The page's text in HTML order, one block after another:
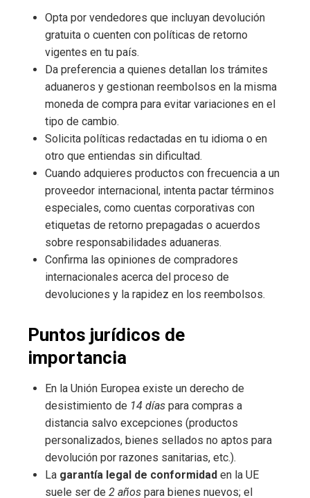
Opta por vendedores que incluyan devolución
gratuita o cuenten con políticas de retorno
vigentes en tu país.
Da preferencia a quienes detallan los trámites
aduaneros y gestionan reembolsos en la misma
moneda de compra para evitar variaciones en el
tipo de cambio.
Solicita políticas redactadas en tu idioma o en
otro que entiendas sin dificultad.
Cuando adquieres productos con frecuencia a un
proveedor internacional, intenta pactar términos
especiales, como cuentas corporativas con
etiquetas de retorno prepagadas o acuerdos
sobre responsabilidades aduaneras.
Confirma las opiniones de compradores
internacionales acerca del proceso de
devoluciones y la rapidez en los reembolsos.
Puntos jurídicos de
importancia
En la Unión Europea existe un derecho de
desistimiento de 14 días para compras a
distancia salvo excepciones (productos
personalizados, bienes sellados no aptos para
devolución por razones sanitarias, etc.).
La garantía legal de conformidad en la UE
suele ser de 2 años para bienes nuevos; el